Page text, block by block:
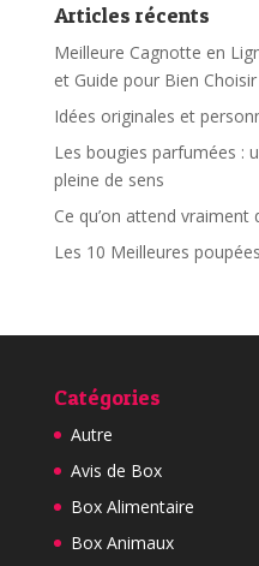
Articles récents
Meilleure Cagnotte en
et Guide pour Bien Choisir
Idées originales et
Les bougies parfumées :
pleine de sens
Ce qu’on attend
Les 10 Meilleures
Catégories
Autre
Avis de Box
Box Alimentaire
Box Animaux